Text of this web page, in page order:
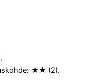
★★ (2).